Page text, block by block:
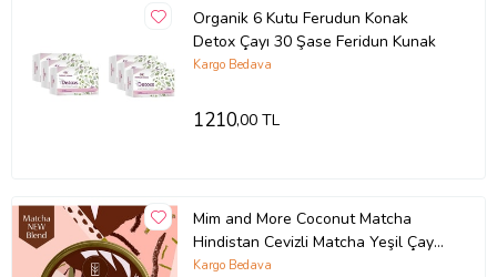
Organik 6 Kutu Ferudun Konak
Detox Çayı 30 Şase Feridun Kunak
Kargo Bedava
1210,00 TL
Mim and More Coconut Matcha
Hindistan Cevizli Matcha Yeşil Çay
25 Gr
Kargo Bedava